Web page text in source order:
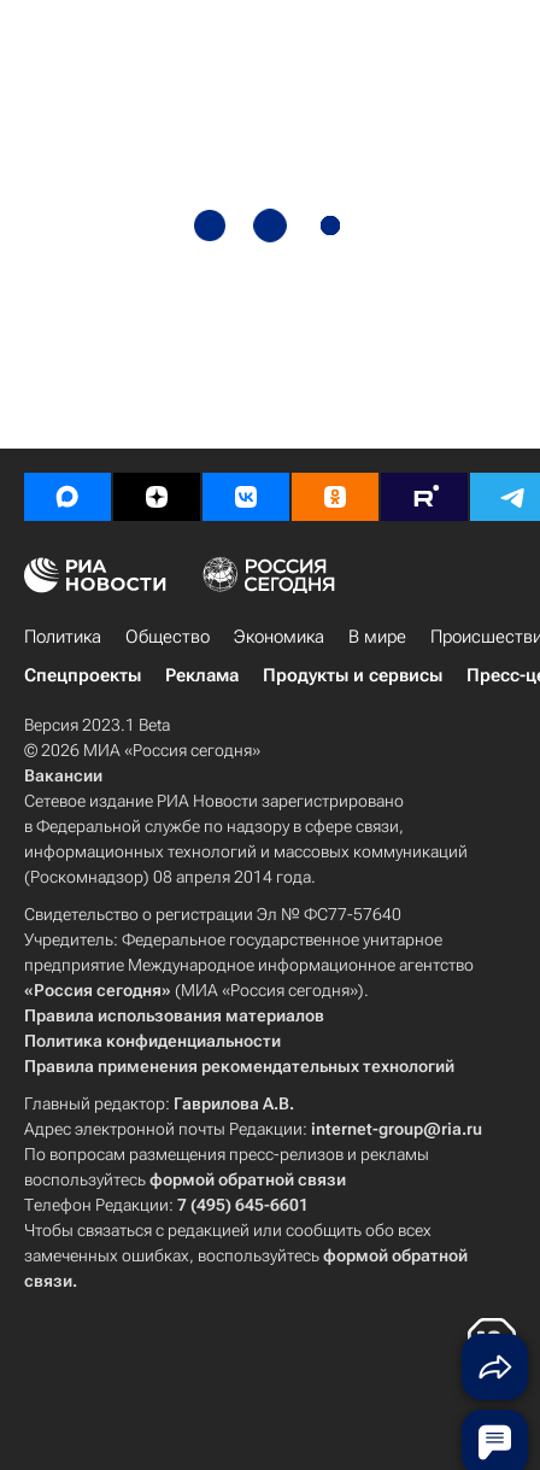
Политика Общество Экономика В мире
Спецпроекты
Реклама Продукты и сервисы Пресс-
Версия 2023.1 Beta
© 2026 МИА «Россия сегодня»
Вакансии
Сетевое издание РИА Новости зарегистрировано
в Федеральной службе по надзору в сфере связи,
информационных технологий и массовых коммуникаций
(Роскомнадзор) 08 апреля 2014 года.
Свидетельство о регистрации Эл № ФС77-57640
Учредитель: Федеральное государственное унитарное
предприятие Международное информационное агентство
«Россия сегодня» (МИА «Россия сегодня»).
Правила использования материалов
Политика конфиденциальности
Правила применения рекомендательных технологий
Главный редактор: Гаврилова А.В.
Адрес электронной почты Редакции: internet-group@ria.ru
По вопросам размещения пресс-релизов и рекламы
воспользуйтесьформой обратной связи
Телефон Редакции: 7 (495) 645-6601
Чтобы связаться с редакцией или сообщить обо всех
замеченных ошибках, воспользуйтесьформой обратной
связи.